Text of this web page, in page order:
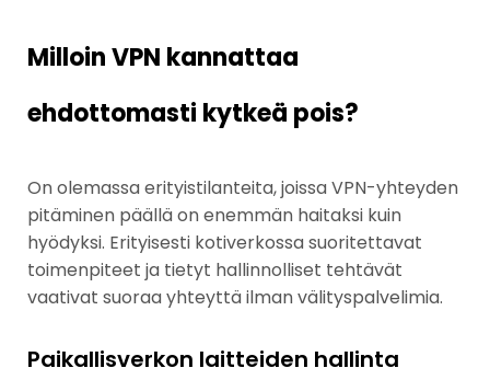
Milloin VPN kannattaa
ehdottomasti kytkeä pois?
On olemassa erityistilanteita, joissa VPN-yhteyden
pitäminen päällä on enemmän haitaksi kuin
hyödyksi. Erityisesti kotiverkossa suoritettavat
toimenpiteet ja tietyt hallinnolliset tehtävät
vaativat suoraa yhteyttä ilman välityspalvelimia.
Paikallisverkon laitteiden hallinta